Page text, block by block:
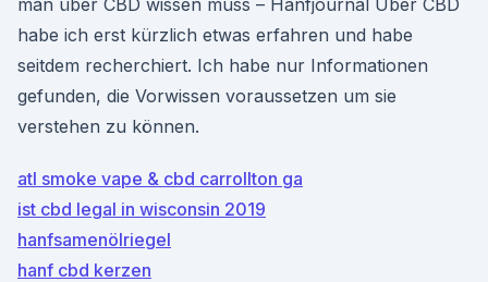
man über CBD wissen muss – Hanfjournal Über CBD
habe ich erst kürzlich etwas erfahren und habe
seitdem recherchiert. Ich habe nur Informationen
gefunden, die Vorwissen voraussetzen um sie
verstehen zu können.
atl smoke vape & cbd carrollton ga
ist cbd legal in wisconsin 2019
hanfsamenölriegel
hanf cbd kerzen